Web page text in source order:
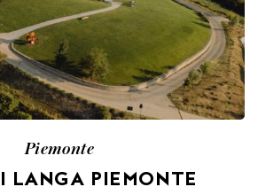
Piemonte
LANGA PIEMONTE